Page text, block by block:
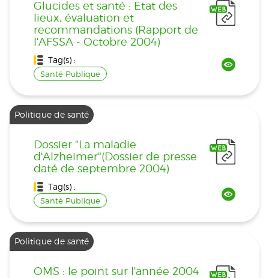
Glucides et santé : Etat des
lieux, évaluation et
recommandations (Rapport de
l'AFSSA - Octobre 2004)
Tag(s) :
Santé Publique
Politique de santé
Dossier "La maladie
d'Alzheimer"(Dossier de presse
daté de septembre 2004)
Tag(s) :
Santé Publique
Politique de santé
OMS : le point sur l'année 2004